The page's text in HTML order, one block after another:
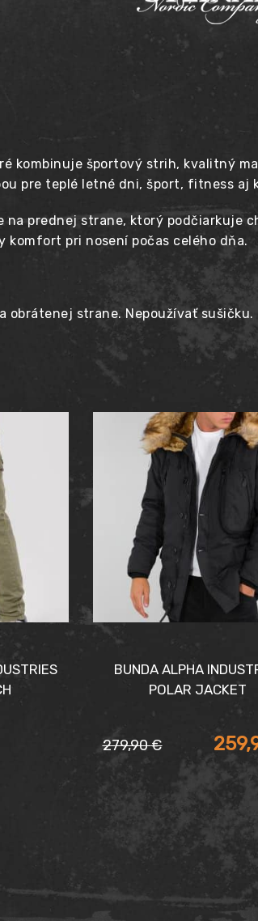
kombinuje športový strih, kvalitný
pre teplé letné dni, šport, fitness aj
na prednej strane, ktorý podčiarkuje
pri nosení počas celého dňa.
obrátenej strane. Nepoužívať sušičku.
BUNDA ALPHA
POLAR JACKET
279,90€
Pôvodná
cena
bola:
279,90 €.
Aktuálna
cena
je:
259,90 €.